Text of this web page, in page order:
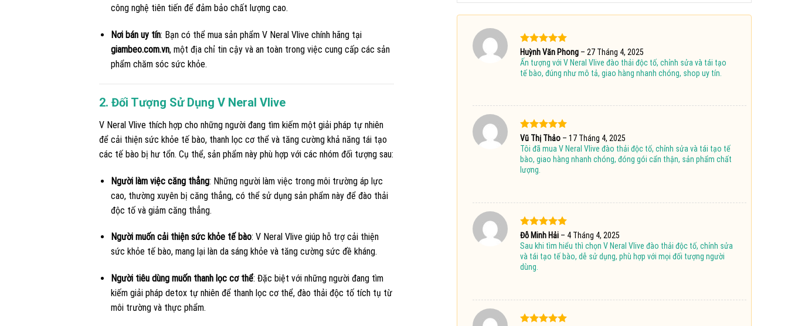
công nghệ tiên tiến để đảm bảo chất lượng cao.
Nơi bán uy tín: Bạn có thể mua sản phẩm V Neral Vlive chính hãng tại
giambeo.com.vn, một địa chỉ tin cậy và an toàn trong việc cung cấp các sản
phẩm chăm sóc sức khỏe.
2. Đối Tượng Sử Dụng V Neral Vlive
V Neral Vlive thích hợp cho những người đang tìm kiếm một giải pháp tự nhiên
để cải thiện sức khỏe tế bào, thanh lọc cơ thể và tăng cường khả năng tái tạo
các tế bào bị hư tổn. Cụ thể, sản phẩm này phù hợp với các nhóm đối tượng sau:
Người làm việc căng thẳng: Những người làm việc trong môi trường áp lực
cao, thường xuyên bị căng thẳng, có thể sử dụng sản phẩm này để đào thải
độc tố và giảm căng thẳng.
Người muốn cải thiện sức khỏe tế bào: V Neral Vlive giúp hỗ trợ cải thiện
sức khỏe tế bào, mang lại làn da sáng khỏe và tăng cường sức đề kháng.
Người tiêu dùng muốn thanh lọc cơ thể: Đặc biệt với những người đang tìm
kiếm giải pháp detox tự nhiên để thanh lọc cơ thể, đào thải độc tố tích tụ từ
môi trường và thực phẩm.
Được xếp
hạng55
sao
Huỳnh Văn Phong – 27 Tháng 4, 2025
Ấn tượng với V Neral Vlive đào thải độc tố, chỉnh sửa và tái tạo
tế bào, đúng như mô tả, giao hàng nhanh chóng, shop uy tín.
Được xếp
hạng55
sao
Vũ Thị Thảo – 17 Tháng 4, 2025
Tôi đã mua V Neral Vlive đào thải độc tố, chỉnh sửa và tái tạo tế
bào, giao hàng nhanh chóng, đóng gói cẩn thận, sản phẩm chất
lượng.
Được xếp
hạng55
sao
Đỗ Minh Hải – 4 Tháng 4, 2025
Sau khi tìm hiểu thì chọn V Neral Vlive đào thải độc tố, chỉnh sửa
và tái tạo tế bào, dễ sử dụng, phù hợp với mọi đối tượng người
dùng.